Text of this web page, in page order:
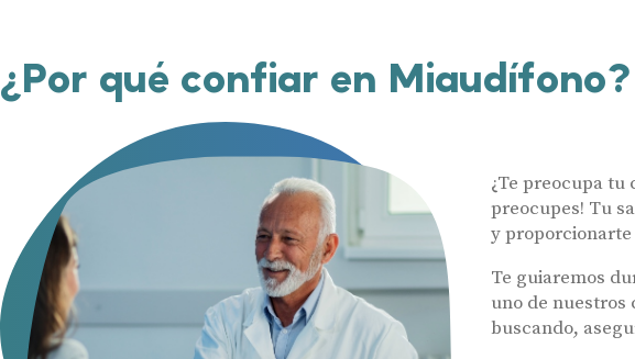
¿Por qué confiar en Miaudífono?
¿Te preocupa tu
preocupes! Tu
y
Te guiaremos
uno de nuestros
buscando,